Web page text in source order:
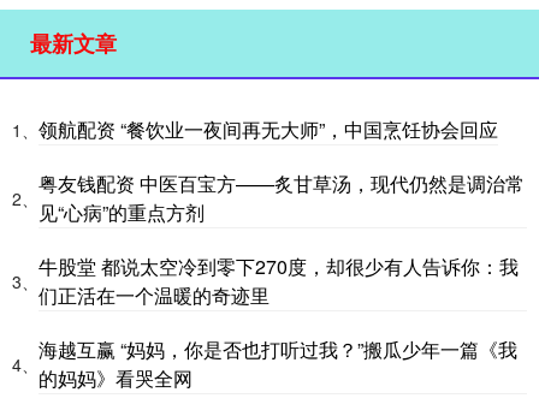
最新文章
1、 领航配资 “餐饮业一夜间再无大师”，中国烹饪协会回应
2、
粤友钱配资 中医百宝方——炙甘草汤，现代仍然是调治常
见“心病”的重点方剂
3、
牛股堂 都说太空冷到零下270度，却很少有人告诉你：我
们正活在一个温暖的奇迹里
4、
海越互赢 “妈妈，你是否也打听过我？”搬瓜少年一篇《我
的妈妈》看哭全网